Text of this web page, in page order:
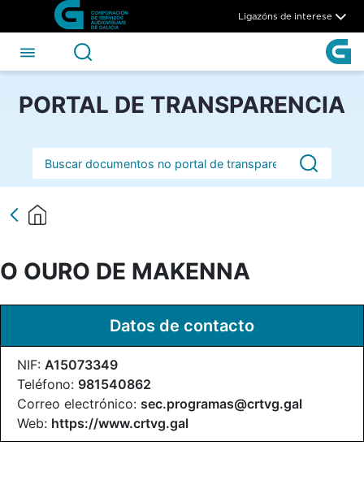
Skip to Main Content
O OURO DE MAKENNA -
Ligazóns de interese
PORTAL DE TRANSPARENCIA
Barra de busca
O OURO DE MAKENNA
Datos de contacto
NIF: A15073349
Teléfono: 981540862
Correo electrónico: sec.programas@crtvg.gal
Web: https://www.crtvg.gal